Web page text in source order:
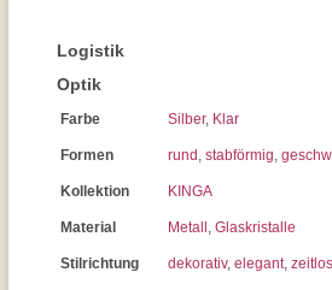
Logistik
Optik
Farbe Silber, Klar
Formen rund , stabförmig,
Kollektion KINGA
Material Metall , Glaskristalle
Stilrichtung dekorativ, elegant, zeitlos